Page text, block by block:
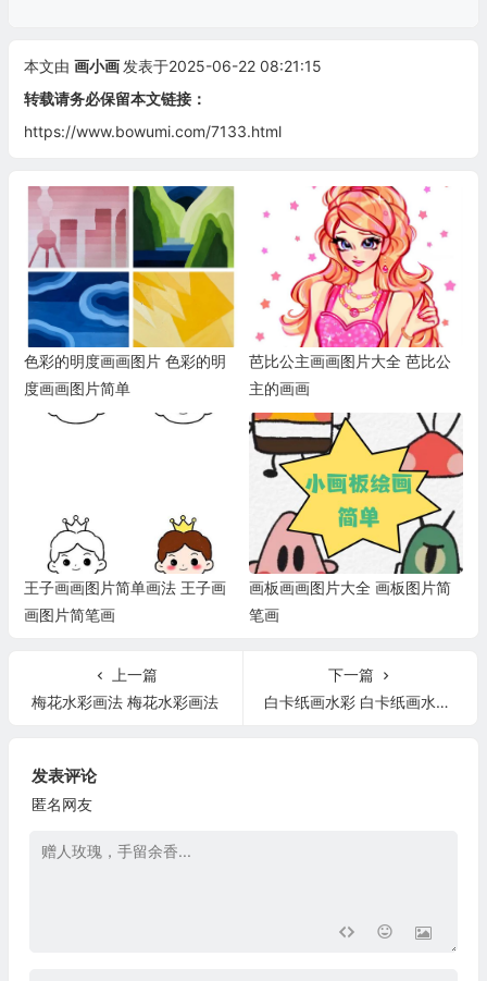
本文由 画小画 发表于2025-06-22 08:21:15
转载请务必保留本文链接：
https://www.bowumi.com/7133.html
色彩的明度画画图片 色彩的明
度画画图片简单
芭比公主画画图片大全 芭比公
主的画画
王子画画图片简单画法 王子画
画图片简笔画
画板画画图片大全 画板图片简
笔画
上一篇
梅花水彩画法 梅花水彩画法
下一篇
白卡纸画水彩 白卡纸画水彩画教程
发表评论
匿名网友